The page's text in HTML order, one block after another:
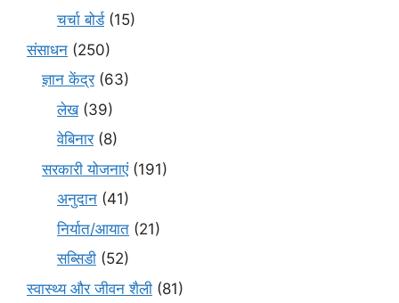
चर्चा बोर्ड(15)
संसाधन (250)
ज्ञान केंद्र(63)
लेख(39)
वेबिनार(8)
सरकारी योजनाएं(191)
अनुदान (41)
निर्यात/आयात (21)
सब्सिडी (52)
स्वास्थ्य और जीवन शैली (81)